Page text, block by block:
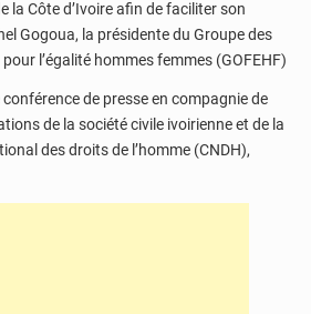
la Côte d’Ivoire afin de faciliter son
Gogoua, la présidente du Groupe des
l’égalité hommes femmes (GOFEHF)
conférence de presse en compagnie de
de la société civile ivoirienne et de la
des droits de l’homme (CNDH),